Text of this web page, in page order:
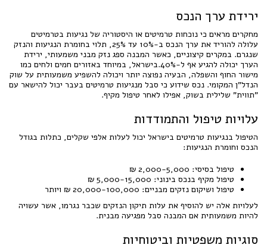
ירידת ערך הנכס
מחקרים מראים כי נוכחות טרמיטים או היסטוריה של נגיעות בטרמיטים
עלולה להוריד את ערך הנכס ב-10% עד 25%, תלוי בחומרת הנגיעות והנזק
שנגרם. במקרים קיצוניים, כאשר המבנה ספג נזק מבני משמעותי, ירידת
הערך יכולה להגיע אף ל-40%.בישראל, במיוחד באזורים חמים ולחים כמו
מישור החוף והשפלה, הבעיה נפוצה יותר ויכולה להשפיע משמעותית על שוק
הנדל"ן המקומי. נכס שידוע כי סבל מנגיעות טרמיטים בעבר יכול להישאר עם
"תווית" שלילית בשוק, אפילו לאחר טיפול מקיף.
עלויות טיפול והתמודדות
הטיפול בנגיעות טרמיטים בישראל יכול לעלות אלפי שקלים, כתלות בגודל
הנכס וחומרת הנגיעות:
טיפול בסיסי: 2,000-5,000 ₪
טיפול מקיף בנכס בינוני: 5,000-15,000 ₪
טיפול ושיקום נזקים מבניים: 20,000-100,000 ₪ ויותר
לעלויות אלה יש להוסיף את עלות תיקון הנזקים שכבר נגרמו, אשר עשויה
להיות משמעותית אם המבנה סבל מפגיעה מבנית.
סוגיות משפטיות וביטוחיות